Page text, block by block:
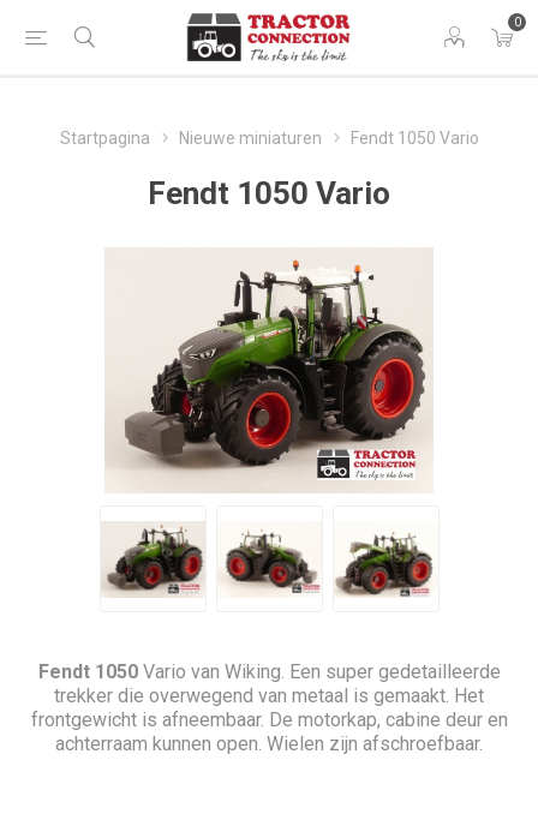
0
Startpagina Nieuwe miniaturen Fendt 1050 Vario
Fendt 1050 Vario
Fendt 1050Vario van Wiking. Een super gedetailleerde
trekker die overwegend van metaal is gemaakt. Het
frontgewicht is afneembaar. De motorkap, cabine deur en
achterraam kunnen open. Wielen zijn afschroefbaar.